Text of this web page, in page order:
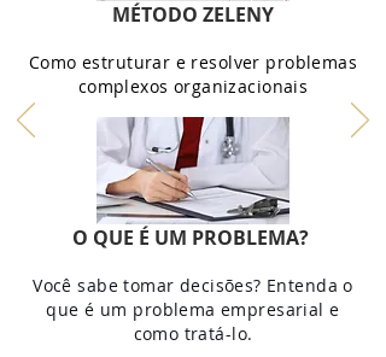
MÉTODO ZELENY
Como estruturar e resolver problemas
complexos organizacionais
O QUE É UM PROBLEMA?
Você sabe tomar decisões? Entenda o
que é um problema empresarial e
como tratá-lo.